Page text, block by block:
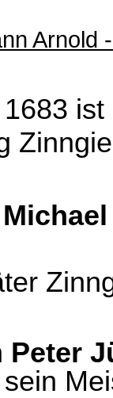
Arnold
ist
Peter